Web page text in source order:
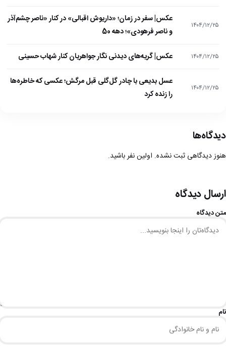
۱۴۰۴/۱۲/۲۵
عکس| سفر در زمان؛ «داریوش اقبالی» در کنار «ناصر چشم‌آذر
و ناصر فرهودی»؛ دهه 50
۱۴۰۴/۱۲/۲۵ عکس| گریه‌های دیدنی نگار جواهریان کنار شهاب حسینی
۱۴۰۴/۱۲/۲۵
عسل بدیعی با چادر گل‌گلی قبل مرگش؛ عکسی که خاطره‌ها
را زنده کرد
دیدگاه‌ها
هنوز دیدگاهی ثبت نشده. اولین نفر باشید.
ارسال دیدگاه
متن دیدگاه
نام